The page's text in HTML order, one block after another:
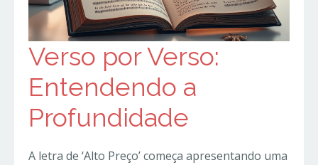
Verso por Verso:
Entendendo a
Profundidade
A letra de ‘Alto Preço’ começa apresentando uma